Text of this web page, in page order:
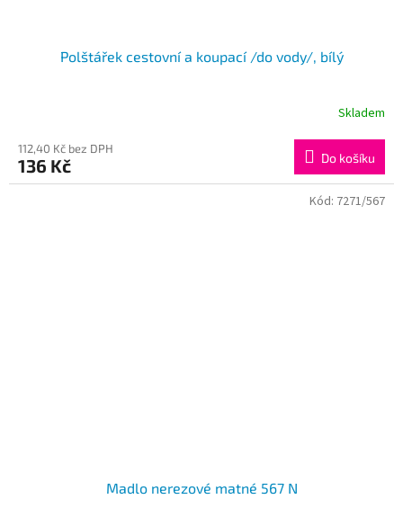
Polštářek cestovní a koupací /do vody/, bílý
Skladem
112,40 Kč bez DPH
136 Kč Do košíku
Madlo nerezové matné 567 N
Kód: 7271/567